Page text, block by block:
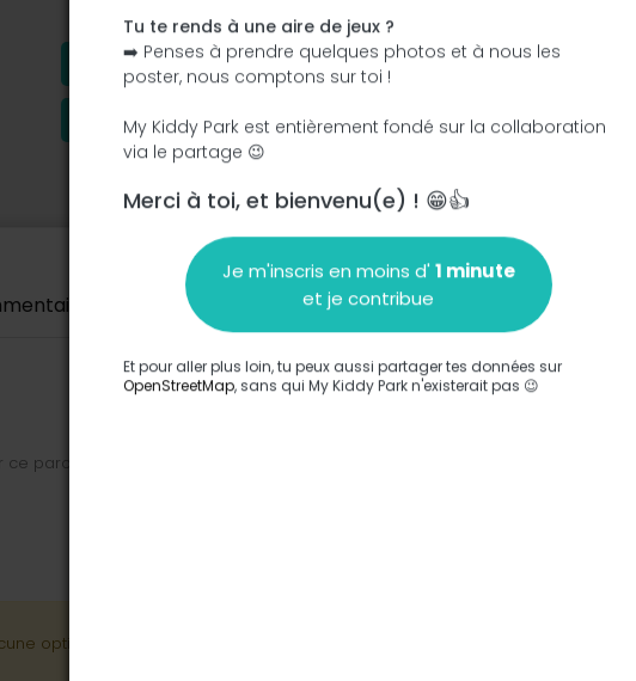
J'ajoute le nom J'ajoute des photos
J'ajoute une description J'ajoute les équipements
Ajouter un commentaire
parc.
option n'a été entrée sur ce parc.
Tu te rends à une aire de jeux ?
➡️ Penses à prendre quelques photos et à nous les
poster, nous comptons sur toi !
My Kiddy Park est entièrement fondé sur la collaboration
via le partage 😉
Merci à toi, et bienvenu(e) ! 😁👍
Je m'inscris en moins d'1 minute
et je contribue
Et pour aller plus loin, tu peux aussi partager tes données sur
OpenStreetMap, sans qui My Kiddy Park n'existerait pas 😉